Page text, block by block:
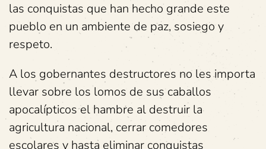
las conquistas que han hecho grande este
pueblo en un ambiente de paz, sosiego y
respeto.
A los gobernantes destructores no les importa
llevar sobre los lomos de sus caballos
apocalípticos el hambre al destruir la
agricultura nacional, cerrar comedores
escolares y hasta eliminar conquistas